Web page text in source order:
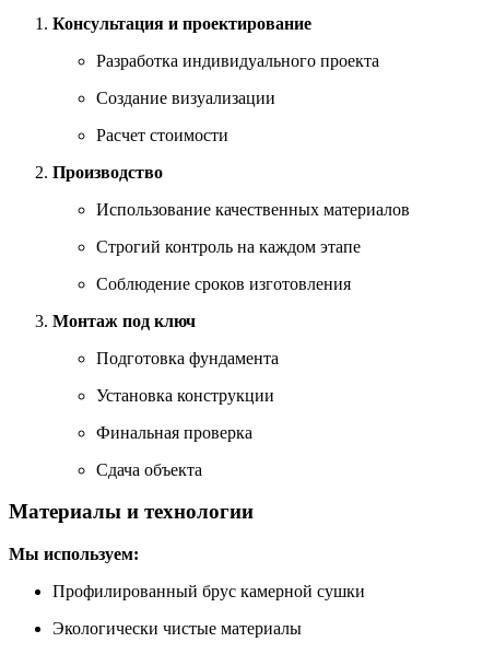
Консультация и проектирование
Разработка индивидуального проекта
Создание визуализации
Расчет стоимости
Производство
Использование качественных материалов
Строгий контроль на каждом этапе
Соблюдение сроков изготовления
Монтаж под ключ
Подготовка фундамента
Установка конструкции
Финальная проверка
Сдача объекта
Материалы и технологии
Мы используем:
Профилированный брус камерной сушки
Экологически чистые материалы